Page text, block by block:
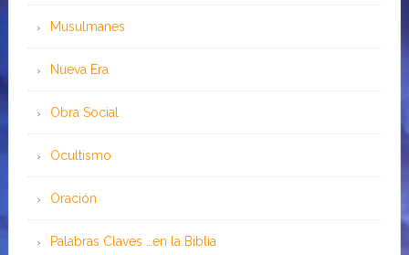
Musulmanes
Nueva Era
Obra Social
Ocultismo
Oración
Palabras Claves …en la Biblia